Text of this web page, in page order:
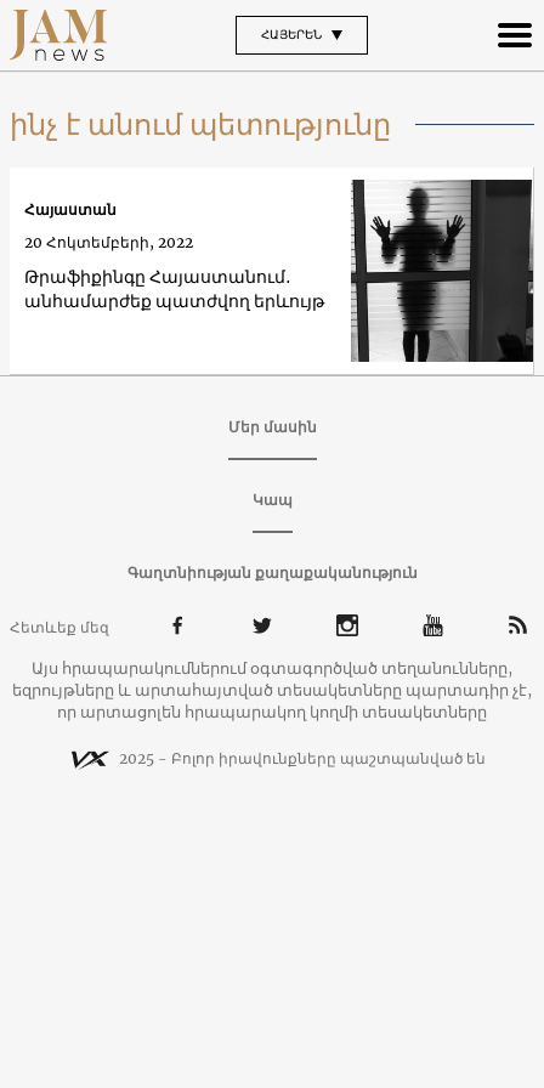
ՀԱՅԵՐԵՆ
ինչ է անում պետությունը
Թրաֆիքինգը Հայաստանում․
անհամարժեք պատժվող երևույթ
Հայաստան
20 Հոկտեմբերի, 2022
Մեր մասին
Կապ
Գաղտնիության քաղաքականություն
Հետևեք մեզ
Այս հրապարակումներում օգտագործված տեղանունները,
եզրույթները և արտահայտված տեսակետները պարտադիր չէ,
որ արտացոլեն հրապարակող կողմի տեսակետները
2025 - Բոլոր իրավունքները պաշտպանված են